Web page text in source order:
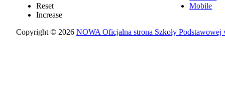
Reset
Increase
Mobile
Copyright © 2026NOWA Oficjalna strona Szkoły